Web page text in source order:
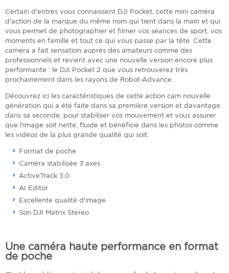
Certain d'entres vous connaissent DJI Pocket, cette mini caméra
d'action de la marque du même nom qui tient dans la main et qui
vous permet de photographier et filmer vos séances de sport, vos
moments en famille et tout ce qui vous passe par la tête. Cette
caméra a fait sensation auprès des amateurs comme des
professionnels et revient avec une nouvelle version encore plus
performante : le DJI Pocket 2 que vous retrouverez très
prochainement dans les rayons de Robot-Advance.
Découvrez ici les caractéristiques de cette action cam nouvelle
génération qui a été faite dans sa première version et davantage
dans sa seconde, pour stabiliser vos mouvement et vous assurer
que l'image soit nette, fluide et bénéficie dans les photos comme
les vidéos de la plus grande qualité qui soit.
Format de poche
Caméra stabilisée 3 axes
ActiveTrack 3.0
AI Editor
Excellente qualité d'image
Son DJI Matrix Stereo
Une caméra haute performance en format
de poche